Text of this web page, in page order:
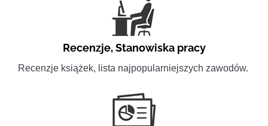
Recenzje,Stanowiska pracy
Recenzje książek, lista najpopularniejszych zawodów.